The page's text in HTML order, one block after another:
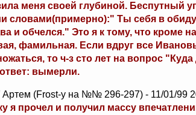
меня своей глубиной. Беспутный
словами(примерно):" Ты себя в
и обчелся." Это я к тому, что кроме
фамильная. Если вдруг все
то ч-з сто лет на вопрос
вымерли.
Артем (Frost-y на №№ 296-297) - 11/01/99
я прочел и получил массу